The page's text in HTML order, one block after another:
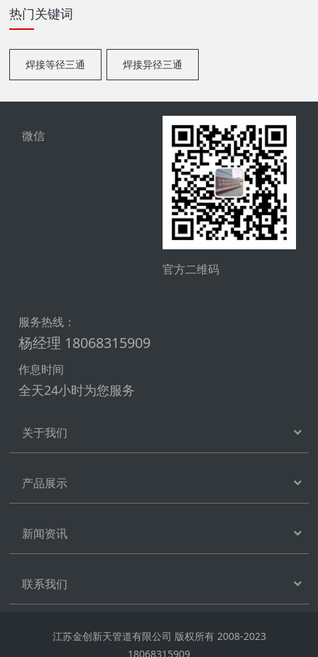
热门关键词
焊接等径三通 焊接异径三通
微信
官方二维码
服务热线：
杨经理 18068315909
作息时间
全天24小时为您服务
关于我们
产品展示
新闻资讯
联系我们
江苏金创新天管道有限公司 版权所有 2008-2023
18068315909